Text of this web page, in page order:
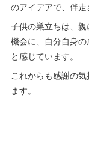
のアイデアで、伴走
子供の巣立ちは、
機会に、自分自身
と感じています。
これからも感謝の
ます。